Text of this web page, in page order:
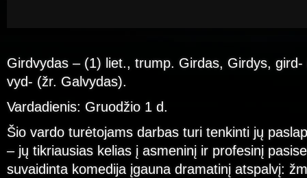
Girdvydas – (1) liet., trump. Girdas, Girdys,
vyd- (žr. Galvydas).
Vardadienis: Gruodžio 1 d.
Šio vardo turėtojams darbas turi tenkinti jų
– jų tikriausias kelias į asmeninį ir profesinį
suvaidinta komedija įgauna dramatinį atspalvį: